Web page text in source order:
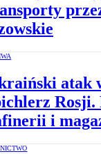
atak
Rosji.
i